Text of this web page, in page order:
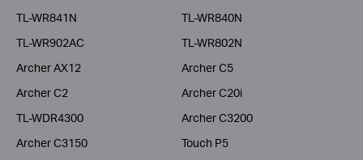
TL-WR841N
TL-WR840N
TL-WR902AC
TL-WR802N
Archer AX12
Archer C5
Archer C2
Archer C20i
TL-WDR4300
Archer C3200
Archer C3150
Touch P5